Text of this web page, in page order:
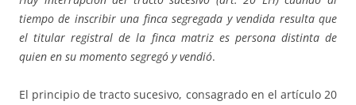
tiempo de inscribir una finca segregada y vendida resulta que
el titular registral de la finca matriz es persona distinta de
quien en su momento segregó y vendió.
El principio de tracto sucesivo, consagrado en el artículo 20